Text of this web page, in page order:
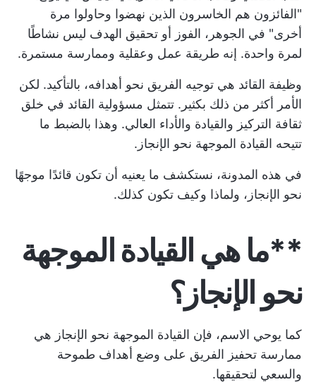
"الفائزون هم الخاسرون الذين نهضوا وحاولوا مرة
أخرى" في الجوهر، الفوز أو تحقيق الهدف ليس نشاطًا
لمرة واحدة. إنه طريقة عمل وعقلية وممارسة مستمرة.
وظيفة القائد هي توجيه الفريق نحو أهدافه، بالتأكيد. لكن
الأمر أكثر من ذلك بكثير. تتمثل مسؤولية القائد في خلق
ثقافة التركيز والقيادة والأداء العالي. وهذا بالضبط ما
تتيحه القيادة الموجهة نحو الإنجاز.
في هذه المدونة، نستكشف ما يعنيه أن تكون قائدًا موجهًا
نحو الإنجاز، ولماذا وكيف تكون كذلك.
**ما هي القيادة الموجهة
نحو الإنجاز؟
كما يوحي الاسم، فإن القيادة الموجهة نحو الإنجاز هي
ممارسة تحفيز الفريق على وضع أهداف طموحة
والسعي لتحقيقها.